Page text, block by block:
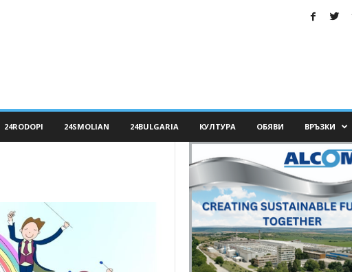
24RODOPI 24SMOLIAN 24BULGARIA КУЛТУРА ОБЯВИ ВРЪЗКИ